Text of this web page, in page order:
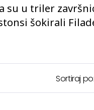
su u triler
šokirali
Sortiraj po: